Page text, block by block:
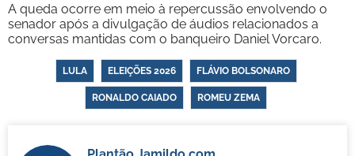
A queda ocorre em meio à repercussão envolvendo o
senador após a divulgação de áudios relacionados a
conversas mantidas com o banqueiro Daniel Vorcaro.
LULA ELEIÇÕES 2026 FLÁVIO BOLSONARO
RONALDO CAIADO ROMEU ZEMA